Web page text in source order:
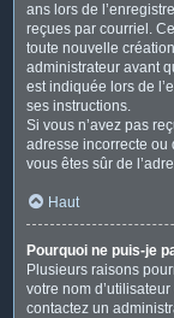
ans lors de
reçues par courriel.
toute nouvelle
administrateur avant
est indiquée lors de
ses instructions.
Si vous n’avez pas
adresse incorrecte ou
vous êtes sûr de
Haut
Pourquoi ne puis-je
Plusieurs raisons
votre nom
contactez un